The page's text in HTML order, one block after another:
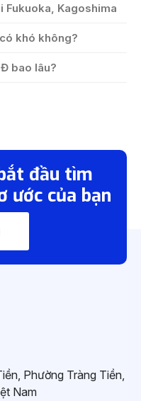
Fukuoka, Kagoshima
khó không?
bao lâu?
đầu tìm
ước của bạn
Phường Tràng Tiền,
Nam